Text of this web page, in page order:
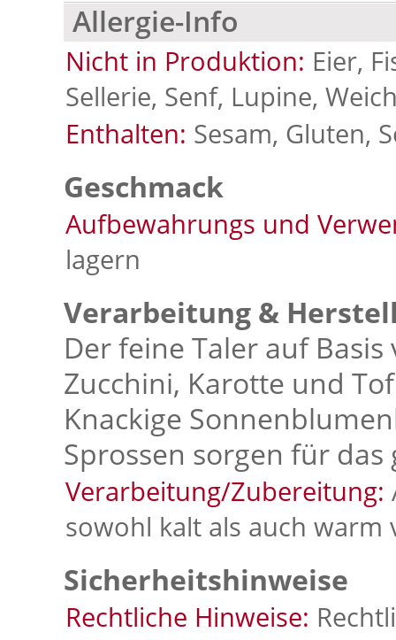
Allergie-Info
Nicht in Produktion: Eier,
Sellerie, Senf, Lupine,
Enthalten: Sesam, Gluten,
Geschmack
Aufbewahrungs und
lagern
Verarbeitung &
Der feine Taler auf
Zucchini, Karotte und
Knackige
Sprossen sorgen für das
Verarbeitung/Zubereitung:
sowohl kalt als auch warm
Sicherheitshinweise
Rechtliche Hinweise: